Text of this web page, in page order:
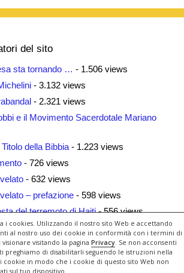
i cookies. Utilizzando il nostro sito Web e accettando
al nostro uso dei cookie in conformità con i termini di
visitando la pagina Privacy. Se non acconsenti
preghiamo di disabilitarli seguendo le istruzioni nella
cookie in modo che i cookie di questo sito Web non
sul tuo dispositivo
del sito
sta tornando … - 1.506 views
- 3.132 views
- 2.321 views
e il Movimento Sacerdotale Mariano
della Bibbia - 1.223 views
- 726 views
- 632 views
– prefazione - 598 views
del terremoto di Haiti- 556 views